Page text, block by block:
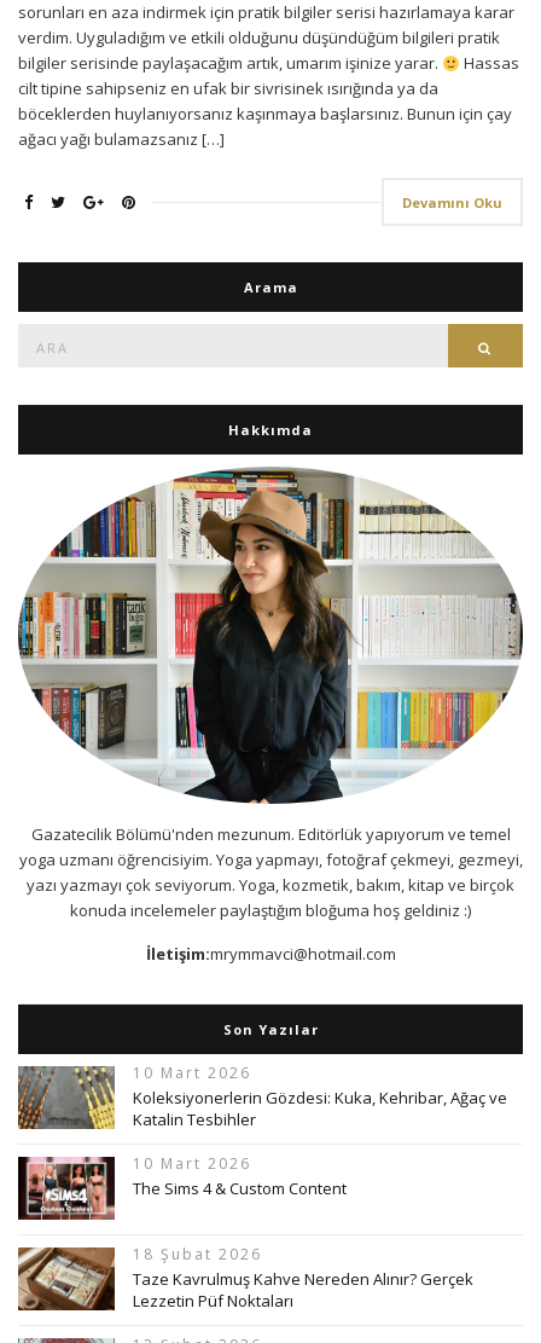
sorunları en aza indirmek için pratik bilgiler serisi hazırlamaya karar
verdim. Uyguladığım ve etkili olduğunu düşündüğüm bilgileri pratik
bilgiler serisinde paylaşacağım artık, umarım işinize yarar.
Hassas
cilt tipine sahipseniz en ufak bir sivrisinek ısırığında ya da
böceklerden huylanıyorsanız kaşınmaya başlarsınız. Bunun için çay
ağacı yağı bulamazsanız […]
Devamını Oku
Arama
Hakkımda
Gazatecilik Bölümü'nden mezunum. Editörlük yapıyorum ve temel
yoga uzmanı öğrencisiyim. Yoga yapmayı, fotoğraf çekmeyi, gezmeyi,
yazı yazmayı çok seviyorum. Yoga, kozmetik, bakım, kitap ve birçok
konuda incelemeler paylaştığım bloğuma hoş geldiniz :)
İletişim:mrymmavci@hotmail.com
Son Yazılar
10 Mart 2026
Koleksiyonerlerin Gözdesi: Kuka, Kehribar, Ağaç ve
Katalin Tesbihler
10 Mart 2026
The Sims 4 & Custom Content
18 Şubat 2026
Taze Kavrulmuş Kahve Nereden Alınır? Gerçek
Lezzetin Püf Noktaları